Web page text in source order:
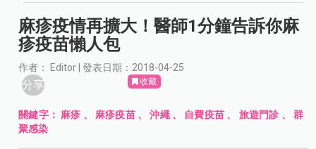
麻疹疫情再擴大！醫師1分鐘告訴你麻
疹疫苗懶人包
作者： Editor | 發表日期：2018-04-25
分享 收藏
關鍵字： 麻疹 、 麻疹疫苗、沖繩、 自費疫苗 、 旅遊門診 、 群
聚感染